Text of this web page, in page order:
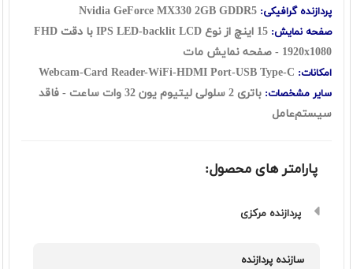
پردازنده گرافیکی:
صفحه نمایش:
15 اينچ از نوع IPS LED-backlit LCD با دقت FHD
1920x1080 - صفحه نمایش مات
امکانات:
سایر مشخصات:
باتری 2 سلولی لیتیوم یون 32 وات ساعت - فاقد
سيستم‌عامل
پارامتر های محصول:
پردازنده مرکزی
سازنده پردازنده